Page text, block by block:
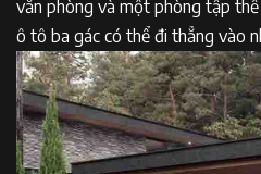
văn phòng và một phòng tập
ô tô ba gác có thể đi thẳng vào